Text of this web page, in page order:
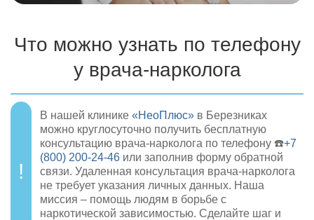
Что можно узнать по телефону
у врача-нарколога
В нашей клинике «НеоПлюс» в Березниках
можно круглосуточно получить бесплатную
консультацию врача-нарколога по телефону ☎️+7
(800) 200-24-46 или заполнив форму обратной
связи. Удаленная консультация врача-нарколога
не требует указания личных данных. Наша
миссия – помощь людям в борьбе с
наркотической зависимостью. Сделайте шаг и